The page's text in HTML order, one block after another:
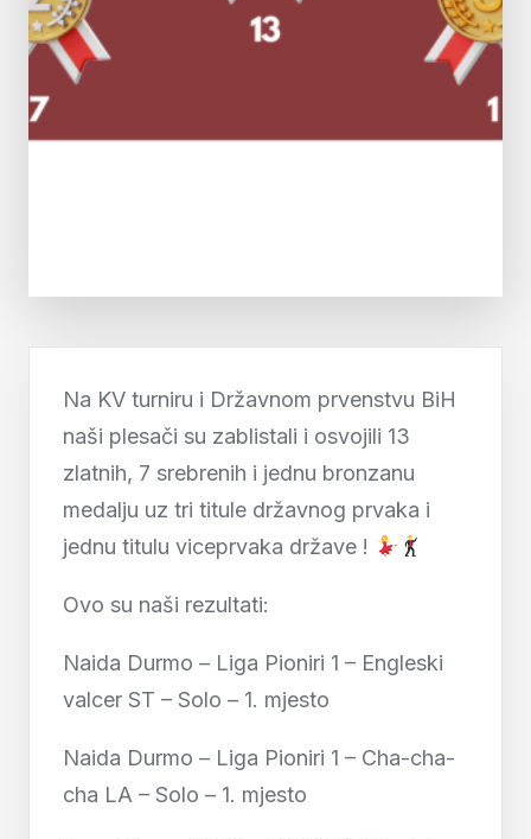
Na KV turniru i Državnom prvenstvu BiH
naši plesači su zablistali i osvojili 13
zlatnih, 7 srebrenih i jednu bronzanu
medalju uz tri titule državnog prvaka i
jednu titulu viceprvaka države !
Ovo su naši rezultati:
Naida Durmo – Liga Pioniri 1 – Engleski
valcer ST – Solo – 1. mjesto
Naida Durmo – Liga Pioniri 1 – Cha-cha-
cha LA – Solo – 1. mjesto